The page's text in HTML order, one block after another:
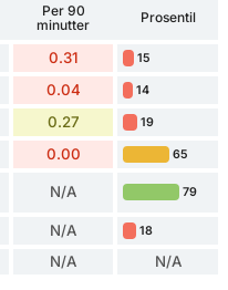
Per 90
minutter
Prosentil
0.31 15
0.04 14
0.27 19
0.00 65
N/A 79
N/A 18
N/A N/A